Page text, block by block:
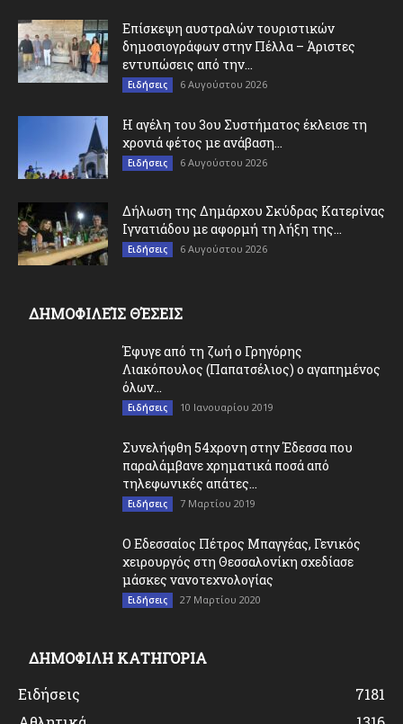
Επίσκεψη αυστραλών τουριστικών
δημοσιογράφων στην Πέλλα – Άριστες
εντυπώσεις από την...
Ειδήσεις 6 Αυγούστου 2026
Η αγέλη του 3ου Συστήματος έκλεισε τη
χρονιά φέτος με ανάβαση...
Ειδήσεις 6 Αυγούστου 2026
Δήλωση της Δημάρχου Σκύδρας Κατερίνας
Ιγνατιάδου με αφορμή τη λήξη της...
Ειδήσεις 6 Αυγούστου 2026
ΔΗΜΟΦΙΛΕΊΣ ΘΈΣΕΙΣ
Έφυγε από τη ζωή ο Γρηγόρης
Λιακόπουλος (Παπατσέλιος) ο αγαπημένος
όλων...
Ειδήσεις 10 Ιανουαρίου 2019
Συνελήφθη 54χρονη στην Έδεσσα που
παραλάμβανε χρηματικά ποσά από
τηλεφωνικές απάτες...
Ειδήσεις 7 Μαρτίου 2019
O Εδεσσαίος Πέτρος Μπαγγέας, Γενικός
χειρουργός στη Θεσσαλονίκη σχεδίασε
μάσκες νανοτεχνολογίας
Ειδήσεις 27 Μαρτίου 2020
ΔΗΜΟΦΙΛΗ ΚΑΤΗΓΟΡΙΑ
Ειδήσεις
7181